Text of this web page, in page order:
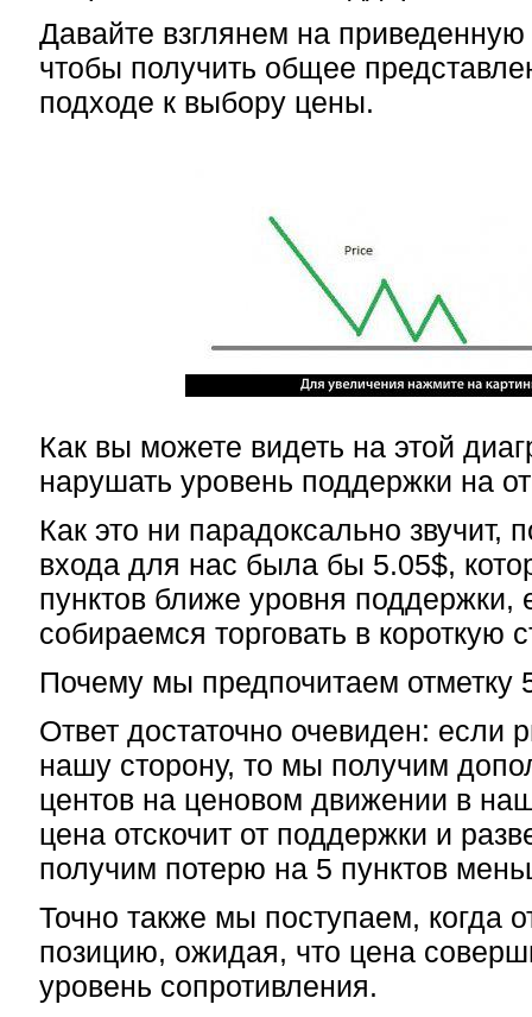
Давайте взглянем на
чтобы получить общее
подходе к выбору цены.
Как вы можете видеть на этой
нарушать уровень поддержки на
Как это ни парадоксально звучит,
входа для нас была бы 5.05$,
пунктов ближе уровня поддержки,
собираемся торговать в короткую
Почему мы предпочитаем отметку
Ответ достаточно очевиден: если
нашу сторону, то мы получим
центов на ценовом движении в
цена отскочит от поддержки и
получим потерю на 5 пунктов
Точно также мы поступаем, когда
позицию, ожидая, что цена
уровень сопротивления.